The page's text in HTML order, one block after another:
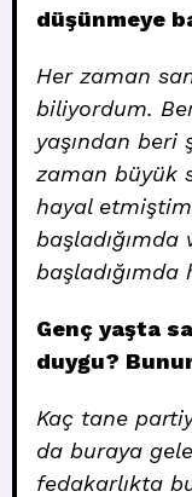
düşünmeye
Her zaman
biliyordum.
yaşından beri
zaman büyük
hayal
Genç yaşta
duygu?
Kaç tane
da buraya
fedakarlıkta